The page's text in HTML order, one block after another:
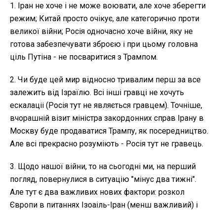
1. Іран не хоче і не може воювати, але хоче зберегти
режим; Китай просто очікує, але категорично проти
великої війни; Росія одночасно хоче війни, яку не
готова забезпечувати зброєю і при цьому головна
ціль Путіна - не посваритися з Трампом.
2. Чи буде цей мир відносно тривалим перш за все
залежить від Ізраїлю. Всі інші гравці не хочуть
ескалаціі (Росія тут не являється гравцем). Точніше,
вчорашній візит міністра закордонних справ Ірану в
Москву буде продаватися Трампу, як посередництво.
Але всі прекрасно розуміють - Росія тут не гравець.
3. Щодо нашої війни, то на сьогодні ми, на перший
погляд, повернулися в ситуацію "мінус два тижні".
Але тут є два важливих нових фактори: розкол
Європи в питаннях Ізоаіль-Іран (менш важливий) і